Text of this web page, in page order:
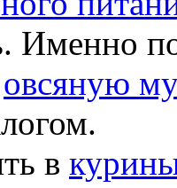
Именно
овсяную
в